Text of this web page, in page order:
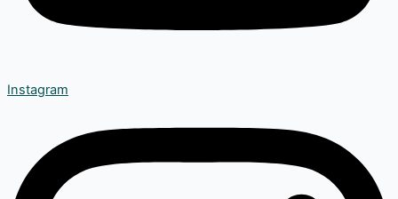
Instagram